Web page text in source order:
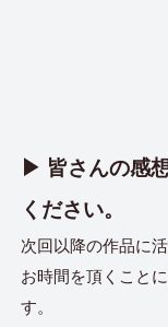
▶︎ 皆さんの感
ください。
次回以降の作品に
お時間を頂くこと
す。